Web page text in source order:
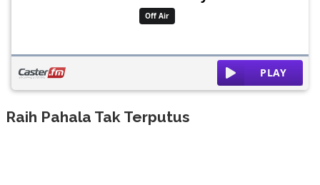
Raih Pahala Tak Terputus